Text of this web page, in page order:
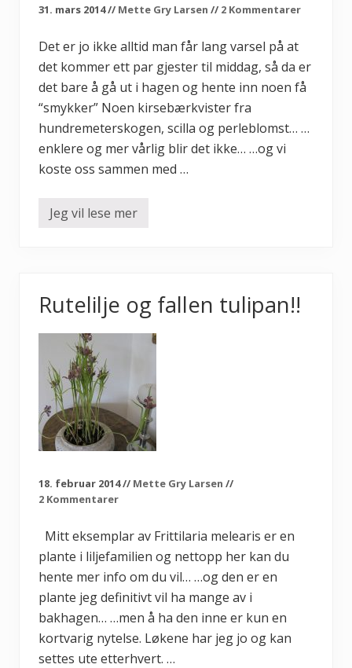
31. mars 2014// Mette Gry Larsen // 2 Kommentarer
Det er jo ikke alltid man får lang varsel på at
det kommer ett par gjester til middag, så da er
det bare å gå ut i hagen og hente inn noen få
“smykker” Noen kirsebærkvister fra
hundremeterskogen, scilla og perleblomst… …
enklere og mer vårlig blir det ikke… …og vi
koste oss sammen med …
P
o
r
d
e
t
m
e
d
v
å
r
b
l
o
s
t
e
!
Jeg vil lese mer
Rutelilje og fallen tulipan!!
18. februar 2014// Mette Gry Larsen //
2 Kommentarer
Mitt eksemplar av Frittilaria melearis er en
plante i liljefamilien og nettopp her kan du
hente mer info om du vil… …og den er en
plante jeg definitivt vil ha mange av i
bakhagen… …men å ha den inne er kun en
kortvarig nytelse. Løkene har jeg jo og kan
settes ute etterhvert. …